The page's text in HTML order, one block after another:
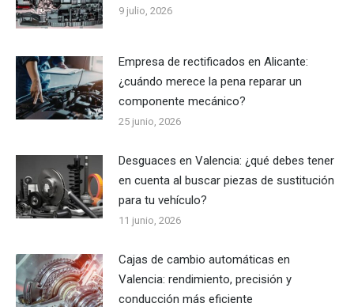
9 julio, 2026
Empresa de rectificados en Alicante:
¿cuándo merece la pena reparar un
componente mecánico?
25 junio, 2026
Desguaces en Valencia: ¿qué debes tener
en cuenta al buscar piezas de sustitución
para tu vehículo?
11 junio, 2026
Cajas de cambio automáticas en
Valencia: rendimiento, precisión y
conducción más eficiente